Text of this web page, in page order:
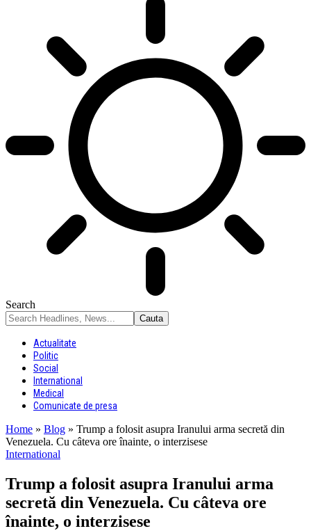
Search
Actualitate
Politic
Social
International
Medical
Comunicate de presa
Home » Blog » Trump a folosit asupra Iranului arma secretă din
Venezuela. Cu câteva ore înainte, o interzisese
International
Trump a folosit asupra Iranului arma
secretă din Venezuela. Cu câteva ore
înainte, o interzisese